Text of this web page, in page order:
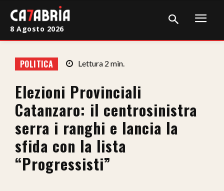
Cronaca
Giudiziaria
Politica
Sport
Attualità
8 Agosto 2026
POLITICA Lettura 2 min.
Elezioni Provinciali
Catanzaro: il centrosinistra
serra i ranghi e lancia la
sfida con la lista
“Progressisti”